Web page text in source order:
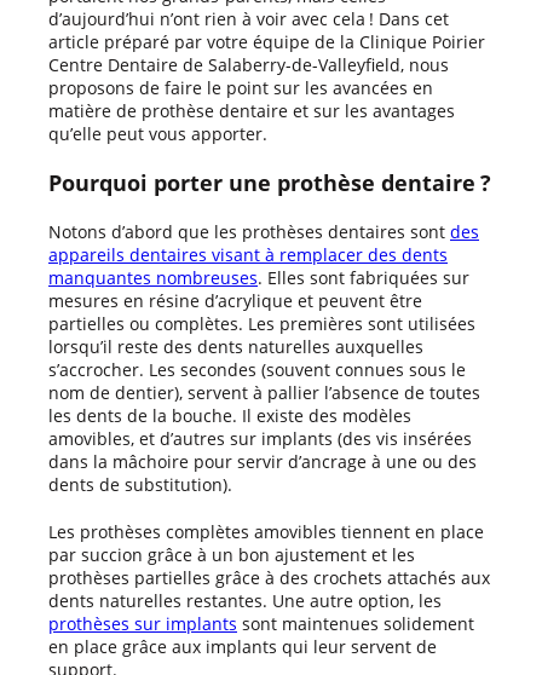
d’aujourd’hui n’ont rien à voir avec cela ! Dans cet
article préparé par votre équipe de la Clinique Poirier
Centre Dentaire de Salaberry-de-Valleyfield, nous
proposons de faire le point sur les avancées en
matière de prothèse dentaire et sur les avantages
qu’elle peut vous apporter.
Pourquoi porter une prothèse dentaire ?
Notons d’abord que les prothèses dentaires sont des
appareils dentaires visant à remplacer des dents
manquantes nombreuses. Elles sont fabriquées sur
mesures en résine d’acrylique et peuvent être
partielles ou complètes. Les premières sont utilisées
lorsqu’il reste des dents naturelles auxquelles
s’accrocher. Les secondes (souvent connues sous le
nom de dentier), servent à pallier l’absence de toutes
les dents de la bouche. Il existe des modèles
amovibles, et d’autres sur implants (des vis insérées
dans la mâchoire pour servir d’ancrage à une ou des
dents de substitution).
Les prothèses complètes amovibles tiennent en place
par succion grâce à un bon ajustement et les
prothèses partielles grâce à des crochets attachés aux
dents naturelles restantes. Une autre option, les
prothèses sur implants sont maintenues solidement
en place grâce aux implants qui leur servent de
support.